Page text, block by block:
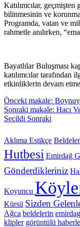
Katılımcılar, geçmişten
bilinmesinin ve
Programda, vatan ve
rahmetle anılırken,
Bayatlılar Buluşması
katılımcılar
etkinliklerin devam
Önceki makale:
Sonraki makale: Hacı
Seçildi Sonraki
Aklıma Estikçe Beldeler
Hutbesi Emirdağ
Gönderdikleriniz
Koyuncu
Kürsü Sizden
Ağca beldelerin emirdag
klipler görüntülü